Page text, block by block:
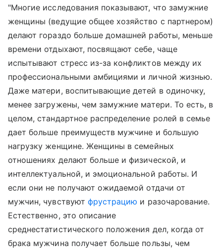
"Многие исследования показывают, что замужние
женщины (ведущие общее хозяйство с партнером)
делают гораздо больше домашней работы, меньше
времени отдыхают, посвящают себе, чаще
испытывают стресс из-за конфликтов между их
профессиональными амбициями и личной жизнью.
Даже матери, воспитывающие детей в одиночку,
менее загружены, чем замужние матери. То есть, в
целом, стандартное распределение ролей в семье
дает больше преимуществ мужчине и большую
нагрузку женщине. Женщины в семейных
отношениях делают больше и физической, и
интеллектуальной, и эмоциональной работы. И
если они не получают ожидаемой отдачи от
мужчин, чувствуют фрустрацию и разочарование.
Естественно, это описание
среднестатистического положения дел, когда от
брака мужчина получает больше пользы, чем